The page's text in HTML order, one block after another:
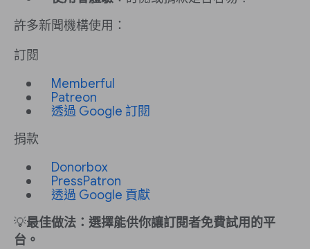
許多新聞機構使用：
訂閱
Memberful
Patreon
透過 Google 訂閱
捐款
Donorbox
PressPatron
透過 Google 貢獻
💡最佳做法：選擇能供你讓訂閱者免費試用的平
台。